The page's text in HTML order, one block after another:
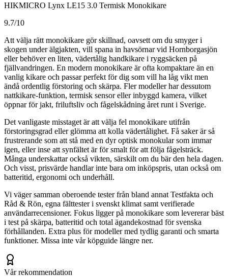
HIKMICRO Lynx LE15 3.0 Termisk Monokikare
9.7/10
Att välja rätt monokikare gör skillnad, oavsett om du smyger i
skogen under älgjakten, vill spana in havsörnar vid Hornborgasjön
eller behöver en liten, vädertålig handkikare i ryggsäcken på
fjällvandringen. En modern monokikare är ofta kompaktare än en
vanlig kikare och passar perfekt för dig som vill ha låg vikt men
ändå ordentlig förstoring och skärpa. Fler modeller har dessutom
nattkikare-funktion, termisk sensor eller inbyggd kamera, vilket
öppnar för jakt, friluftsliv och fågelskådning året runt i Sverige.
Det vanligaste misstaget är att välja fel monokikare utifrån
förstoringsgrad eller glömma att kolla vädertålighet. Få saker är så
frustrerande som att stå med en dyr optisk monokular som immar
igen, eller inse att synfältet är för smalt för att följa fågelsträck.
Många underskattar också vikten, särskilt om du bär den hela dagen.
Och visst, prisvärde handlar inte bara om inköpspris, utan också om
batteritid, ergonomi och underhåll.
Vi väger samman oberoende tester från bland annat Testfakta och
Råd & Rön, egna fälttester i svenskt klimat samt verifierade
användarrecensioner. Fokus ligger på monokikare som levererar bäst
i test på skärpa, batteritid och total ägandekostnad för svenska
förhållanden. Extra plus för modeller med tydlig garanti och smarta
funktioner. Missa inte vår köpguide längre ner.
Vår rekommendation